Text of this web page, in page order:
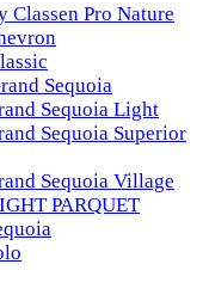
Classen Pro Nature
Sequoia
Sequoia Light
Sequoia Superior
Sequoia Village
PARQUET